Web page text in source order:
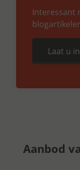
Interessant
Laat u
Aanbod